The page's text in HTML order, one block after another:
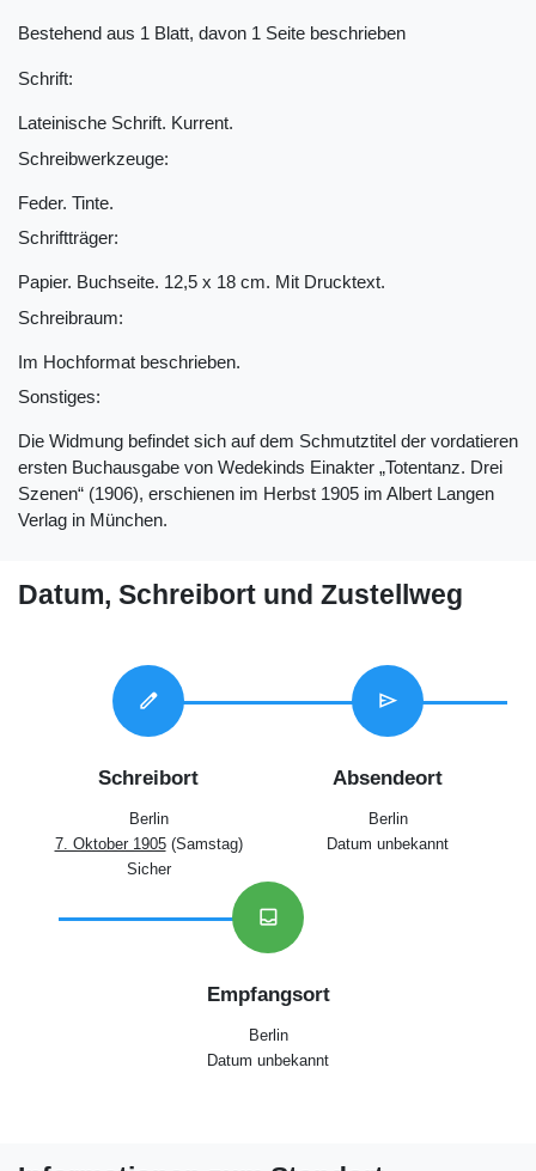
Bestehend aus 1 Blatt, davon 1 Seite beschrieben
Schrift:
Lateinische Schrift. Kurrent.
Schreibwerkzeuge:
Feder. Tinte.
Schriftträger:
Papier. Buchseite. 12,5 x 18 cm. Mit Drucktext.
Schreibraum:
Im Hochformat beschrieben.
Sonstiges:
Die Widmung befindet sich auf dem Schmutztitel der vordatieren
ersten Buchausgabe von Wedekinds Einakter „Totentanz. Drei
Szenen“ (1906), erschienen im Herbst 1905 im Albert Langen
Verlag in München.
Datum, Schreibort und Zustellweg
edit
Schreibort
Berlin
7. Oktober 1905(Samstag)
Sicher
send
Absendeort
Berlin
Datum unbekannt
inbox
Empfangsort
Berlin
Datum unbekannt